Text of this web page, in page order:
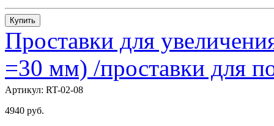
Купить
Проставки для
=30 мм) /проставки для
Артикул: RT-02-08
4940 руб.